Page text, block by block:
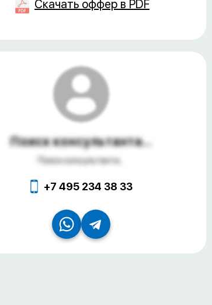
Скачать оффер в PDF
Поиск консультанта...
Поиск консультанта...
+7 495 234 38 33